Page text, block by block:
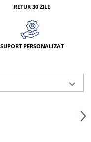
RETUR 30 ZILE
SUPORT PERSONALIZAT